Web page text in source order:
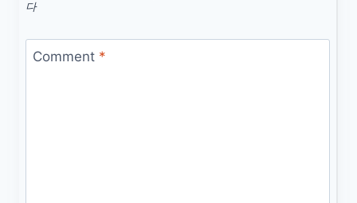
다
Comment *